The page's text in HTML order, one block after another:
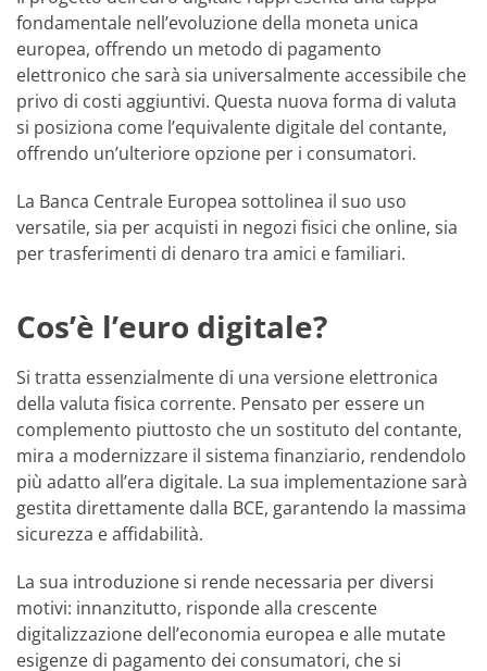
fondamentale nell’evoluzione della moneta unica
europea, offrendo un metodo di pagamento
elettronico che sarà sia universalmente accessibile che
privo di costi aggiuntivi. Questa nuova forma di valuta
si posiziona come l’equivalente digitale del contante,
offrendo un’ulteriore opzione per i consumatori.
La Banca Centrale Europea sottolinea il suo uso
versatile, sia per acquisti in negozi fisici che online, sia
per trasferimenti di denaro tra amici e familiari.
Cos’è l’euro digitale?
Si tratta essenzialmente di una versione elettronica
della valuta fisica corrente. Pensato per essere un
complemento piuttosto che un sostituto del contante,
mira a modernizzare il sistema finanziario, rendendolo
più adatto all’era digitale. La sua implementazione sarà
gestita direttamente dalla BCE, garantendo la massima
sicurezza e affidabilità.
La sua introduzione si rende necessaria per diversi
motivi: innanzitutto, risponde alla crescente
digitalizzazione dell’economia europea e alle mutate
esigenze di pagamento dei consumatori, che si